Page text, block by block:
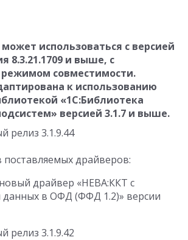
использоваться с версией
8.3.21.1709 и выше, с
совместимости.
к использованию
«1С:Библиотека
версией 3.1.7 и выше.
релиз 3.1.9.44
поставляемых драйверов:
драйвер «НЕВА:ККТ с
данных в ОФД (ФФД 1.2)» версии
релиз 3.1.9.42